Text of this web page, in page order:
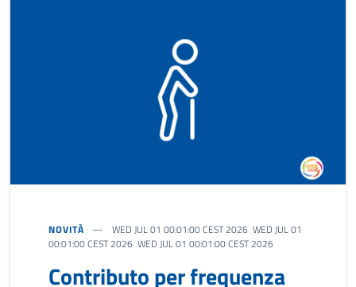
NOVITÀ
WED JUL 01 00:01:00 CEST 2026 WED JUL 01
00:01:00 CEST 2026 WED JUL 01 00:01:00 CEST 2026
Contributo per frequenza